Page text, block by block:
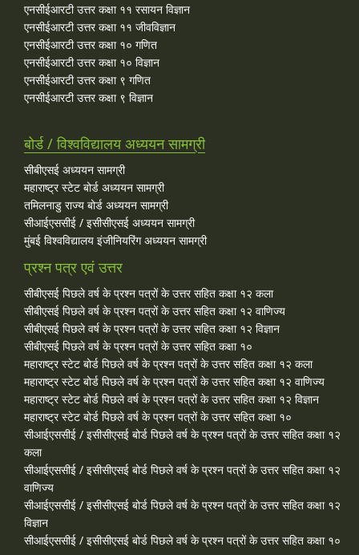
एनसीईआरटी उत्तर कक्षा ११ रसायन विज्ञान
एनसीईआरटी उत्तर कक्षा ११ जीवविज्ञान
एनसीईआरटी उत्तर कक्षा १० गणित
एनसीईआरटी उत्तर कक्षा १० विज्ञान
एनसीईआरटी उत्तर कक्षा ९ गणित
एनसीईआरटी उत्तर कक्षा ९ विज्ञान
बोर्ड / विश्वविद्यालय अध्ययन सामग्री
सीबीएसई अध्ययन सामग्री
महाराष्ट्र स्टेट बोर्ड अध्ययन सामग्री
तमिलनाडु राज्य बोर्ड अध्ययन सामग्री
सीआईएससीई / इसीसीएसई अध्ययन सामग्री
मुंबई विश्वविद्यालय इंजीनियरिंग अध्ययन सामग्री
प्रश्न पत्र एवं उत्तर
सीबीएसई पिछले वर्ष के प्रश्न पत्रों के उत्तर सहित कक्षा १२ कला
सीबीएसई पिछले वर्ष के प्रश्न पत्रों के उत्तर सहित कक्षा १२ वाणिज्य
सीबीएसई पिछले वर्ष के प्रश्न पत्रों के उत्तर सहित कक्षा १२ विज्ञान
सीबीएसई पिछले वर्ष के प्रश्न पत्रों के उत्तर सहित कक्षा १०
महाराष्ट्र स्टेट बोर्ड पिछले वर्ष के प्रश्न पत्रों के उत्तर सहित कक्षा १२ कला
महाराष्ट्र स्टेट बोर्ड पिछले वर्ष के प्रश्न पत्रों के उत्तर सहित कक्षा १२ वाणिज्य
महाराष्ट्र स्टेट बोर्ड पिछले वर्ष के प्रश्न पत्रों के उत्तर सहित कक्षा १२ विज्ञान
महाराष्ट्र स्टेट बोर्ड पिछले वर्ष के प्रश्न पत्रों के उत्तर सहित कक्षा १०
सीआईएससीई / इसीसीएसई बोर्ड पिछले वर्ष के प्रश्न पत्रों के उत्तर सहित कक्षा १२
कला
सीआईएससीई / इसीसीएसई बोर्ड पिछले वर्ष के प्रश्न पत्रों के उत्तर सहित कक्षा १२
वाणिज्य
सीआईएससीई / इसीसीएसई बोर्ड पिछले वर्ष के प्रश्न पत्रों के उत्तर सहित कक्षा १२
विज्ञान
सीआईएससीई / इसीसीएसई बोर्ड पिछले वर्ष के प्रश्न पत्रों के उत्तर सहित कक्षा १०